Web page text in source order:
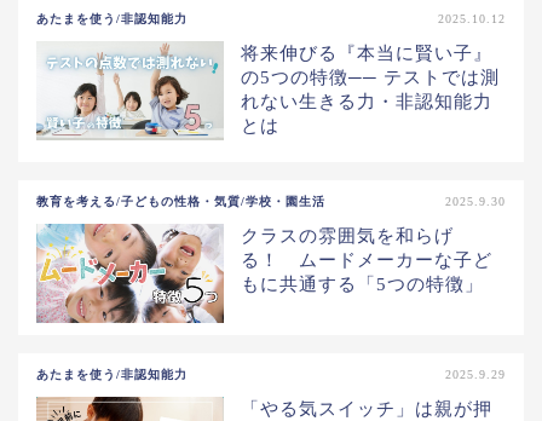
あたまを使う/非認知能力 2025.10.12
将来伸びる『本当に賢い子』
の5つの特徴── テストでは測
れない生きる力・非認知能力
とは
教育を考える/子どもの性格・気質/学校・園生活 2025.9.30
クラスの雰囲気を和らげ
る！ ムードメーカーな子ど
もに共通する「5つの特徴」
あたまを使う/非認知能力 2025.9.29
「やる気スイッチ」は親が押